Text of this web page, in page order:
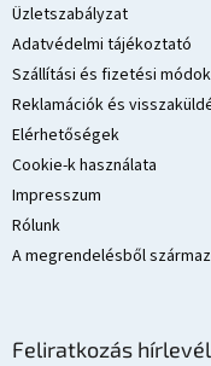
Üzletszabályzat
Adatvédelmi tájékoztató
Szállítási és fizetési módok
Reklamációk és
Elérhetőségek
Cookie-k használata
Impresszum
Rólunk
A megrendelésből
Feliratkozás